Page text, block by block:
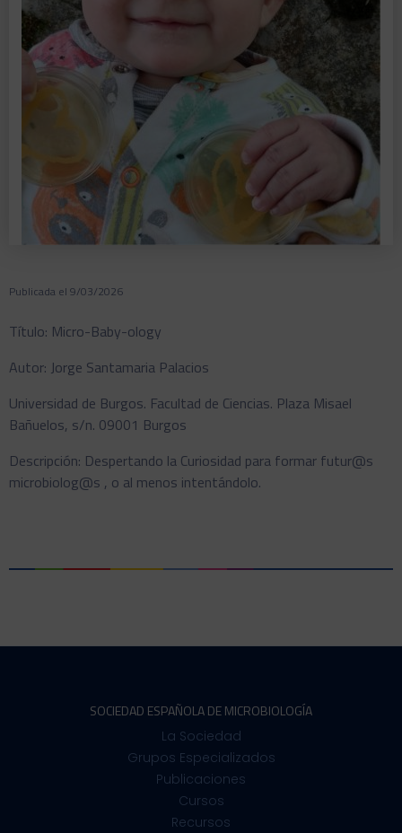
Publicada el 9/03/2026
Título: Micro-Baby-ology
Autor: Jorge Santamaria Palacios
Universidad de Burgos. Facultad de Ciencias. Plaza Misael
Bañuelos, s/n. 09001 Burgos
Descripción: Despertando la Curiosidad para formar futur@s
microbiolog@s , o al menos intentándolo.
SOCIEDAD ESPAÑOLA DE MICROBIOLOGÍA
La Sociedad
Grupos Especializados
Publicaciones
Cursos
Recursos